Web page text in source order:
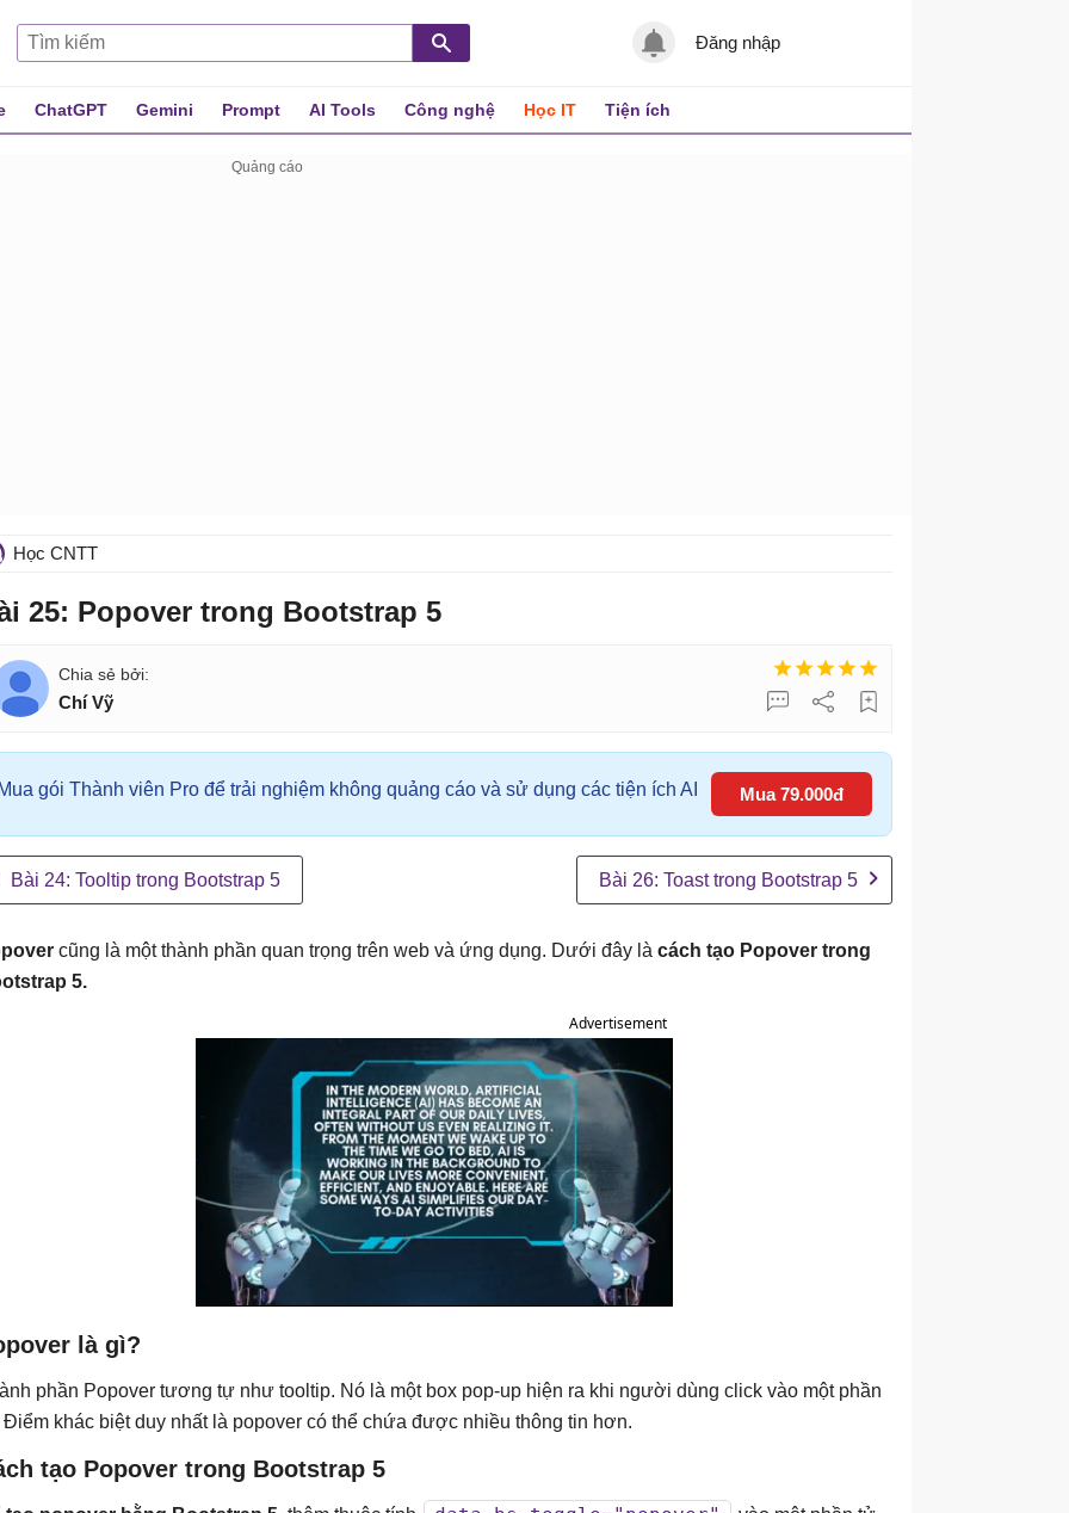
Đăng nhập
ChatGPT Gemini Prompt AI Tools Công nghệ Học IT Tiện ích
Học CNTT
25: Popover trong Bootstrap 5
Chí Vỹ
Mua gói Thành viên Pro để trải nghiệm không quảng cáo và sử dụng các tiện ích AI Mua 79.000đ
Bài 24: Tooltip trong Bootstrap 5 Bài 26: Toast trong Bootstrap 5
cũng là một thành phần quan trọng trên web và ứng dụng. Dưới đây là cách tạo Popover trong
5.
Advertisement
là gì?
phần Popover tương tự như tooltip. Nó là một box pop-up hiện ra khi người dùng click vào một phần
khác biệt duy nhất là popover có thể chứa được nhiều thông tin hơn.
tạo Popover trong Bootstrap 5